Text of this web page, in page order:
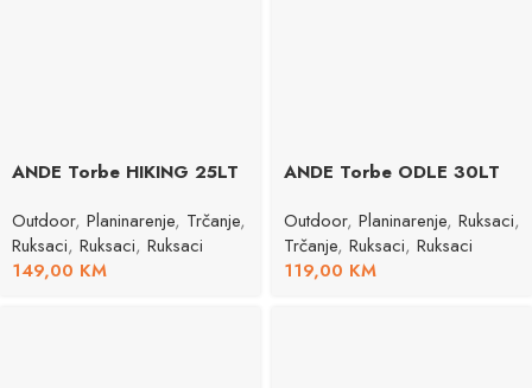
ANDE Torbe HIKING 25LT
Outdoor, Planinarenje, Trčanje,
Ruksaci, Ruksaci, Ruksaci
149,00 KM
ANDE Torbe ODLE 30LT
Outdoor, Planinarenje, Ruksaci,
Trčanje, Ruksaci, Ruksaci
119,00 KM